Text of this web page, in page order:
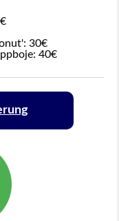
30€
40€